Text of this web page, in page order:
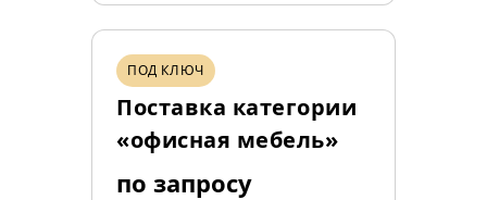
ПОД КЛЮЧ
Поставка категории
«офисная мебель»
по запросу